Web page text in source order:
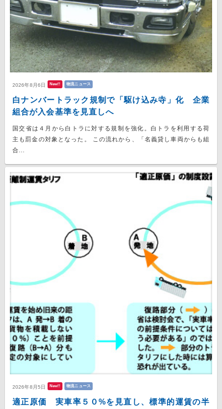
2026年8月6日 New!! 物流ニュース
白ナンバートラック規制で「駆け込み寺」化 企業
組合が入会基準を見直しへ
国交省は４月から白トラに対する規制を強化。白トラを利用する荷
主も罰金の対象となった。 この流れから、「名義貸し車両からも組
合...
2026年8月5日 New!! 物流ニュース
適正原価 実車率５０%を見直し、標準的運賃の半